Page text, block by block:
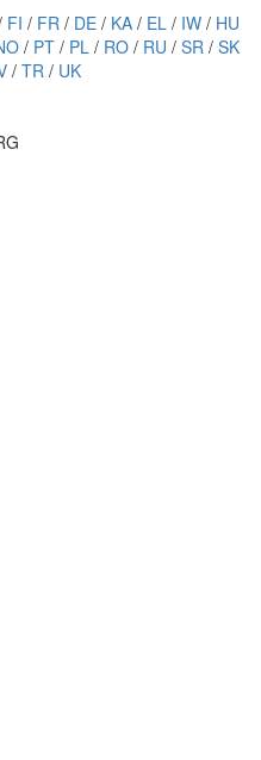
FI / FR / DE/ KA/ EL / IW/ HU
/ PT / PL / RO / RU / SR / SK
/ TR / UK